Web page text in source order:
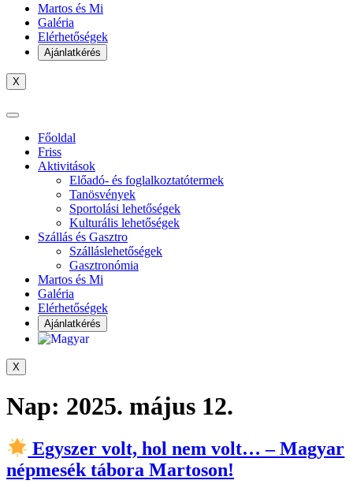
Martos és Mi
Galéria
Elérhetőségek
Ajánlatkérés
X
Főoldal
Friss
Aktivitások
Előadó- és foglalkoztatótermek
Tanösvények
Sportolási lehetőségek
Kulturális lehetőségek
Szállás és Gasztro
Szálláslehetőségek
Gasztronómia
Martos és Mi
Galéria
Elérhetőségek
Ajánlatkérés
X
Nap: 2025. május 12.
Egyszer volt, hol nem volt… – Magyar
népmesék tábora Martoson!